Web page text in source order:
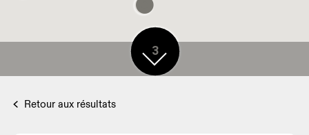
3
Retour aux résultats